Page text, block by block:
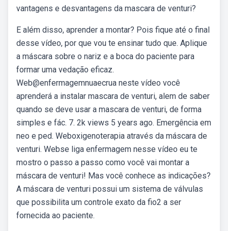
vantagens e desvantagens da mascara de venturi?
E além disso, aprender a montar? Pois fique até o final
desse vídeo, por que vou te ensinar tudo que. Aplique
a máscara sobre o nariz e a boca do paciente para
formar uma vedação eficaz.
Web@enfermagemnuaecrua neste vídeo você
aprenderá a instalar mascara de venturi, alem de saber
quando se deve usar a mascara de venturi, de forma
simples e fác. 7. 2k views 5 years ago. Emergência em
neo e ped. Weboxigenoterapia através da máscara de
venturi. Webse liga enfermagem nesse vídeo eu te
mostro o passo a passo como você vai montar a
máscara de venturi! Mas você conhece as indicações?
A máscara de venturi possui um sistema de válvulas
que possibilita um controle exato da fio2 a ser
fornecida ao paciente.